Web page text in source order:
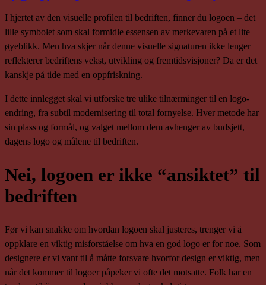
I hjertet av den visuelle profilen til bedriften, finner du logoen – det
lille symbolet som skal formidle essensen av merkevaren på et lite
øyeblikk. Men hva skjer når denne visuelle signaturen ikke lenger
reflekterer bedriftens vekst, utvikling og fremtidsvisjoner? Da er det
kanskje på tide med en oppfriskning.
I dette innlegget skal vi utforske tre ulike tilnærminger til en logo-
endring, fra subtil modernisering til total fornyelse. Hver metode har
sin plass og formål, og valget mellom dem avhenger av budsjett,
dagens logo og målene til bedriften.
Nei, logoen er ikke “ansiktet” til
bedriften
Før vi kan snakke om hvordan logoen skal justeres, trenger vi å
oppklare en viktig misforståelse om hva en god logo er for noe. Som
designere er vi vant til å måtte forsvare hvorfor design er viktig, men
når det kommer til logoer påpeker vi ofte det motsatte. Folk har en